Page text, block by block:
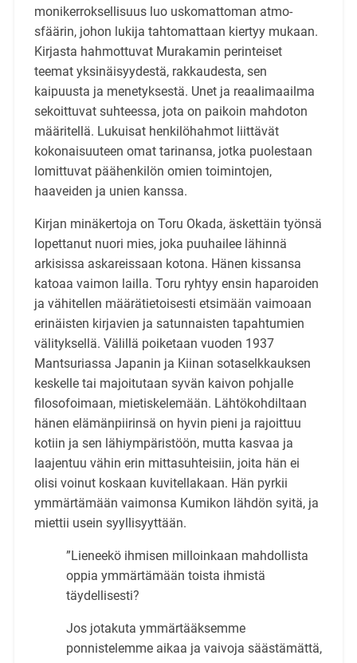
monikerroksellisuus luo uskomattoman atmo­
sfäärin, johon lukija tahtomattaan kiertyy mukaan.
Kirjasta hahmottuvat Murakamin perinteiset
teemat yksinäisyydestä, rakkaudesta, sen
kaipuusta ja menetyksestä. Unet ja reaalimaailma
sekoit­tuvat suhteessa, jota on paikoin mahdoton
määritellä. Lukuisat henkilöhahmot liittävät
kokonai­suuteen omat tarinansa, jotka puolestaan
lomittuvat päähenkilön omien toimintojen,
haaveiden ja unien kanssa.
Kirjan minäkertoja on Toru Okada, äskettäin työnsä
lopettanut nuori mies, joka puuhailee lähinnä
arkisissa askareissaan kotona. Hänen kissansa
katoaa vaimon lailla. Toru ryhtyy ensin haparoiden
ja vähitellen määrätietoisesti etsimään vaimoaan
erinäisten kirjavien ja satunnaisten tapahtumien
välityksellä. Välillä poiketaan vuoden 1937
Mantsuriassa Japanin ja Kiinan sotaselkkauksen
kes­kelle tai majoitutaan syvän kaivon pohjalle
filosofoimaan, mietiskelemään. Lähtökohdiltaan
hänen elämänpiirinsä on hyvin pieni ja rajoittuu
kotiin ja sen lähiympäristöön, mutta kasvaa ja
laajentuu vähin erin mittasuhteisiin, joita hän ei
olisi voinut koskaan kuvitellakaan. Hän pyrkii
ymmärtämään vaimonsa Kumikon lähdön syitä, ja
miettii usein syyllisyyttään.
”Lieneekö ihmisen milloinkaan mahdollista
oppia ymmärtämään toista ihmistä
täydellisesti?
Jos jotakuta ymmärtääksemme
ponnistelemme aikaa ja vaivoja säästämättä,